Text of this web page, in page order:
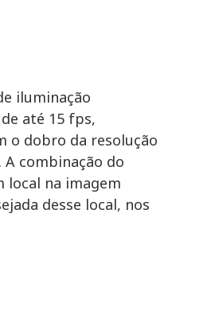
iluminação
até 15 fps,
o dobro da resolução
A combinação do
local na imagem
desse local, nos